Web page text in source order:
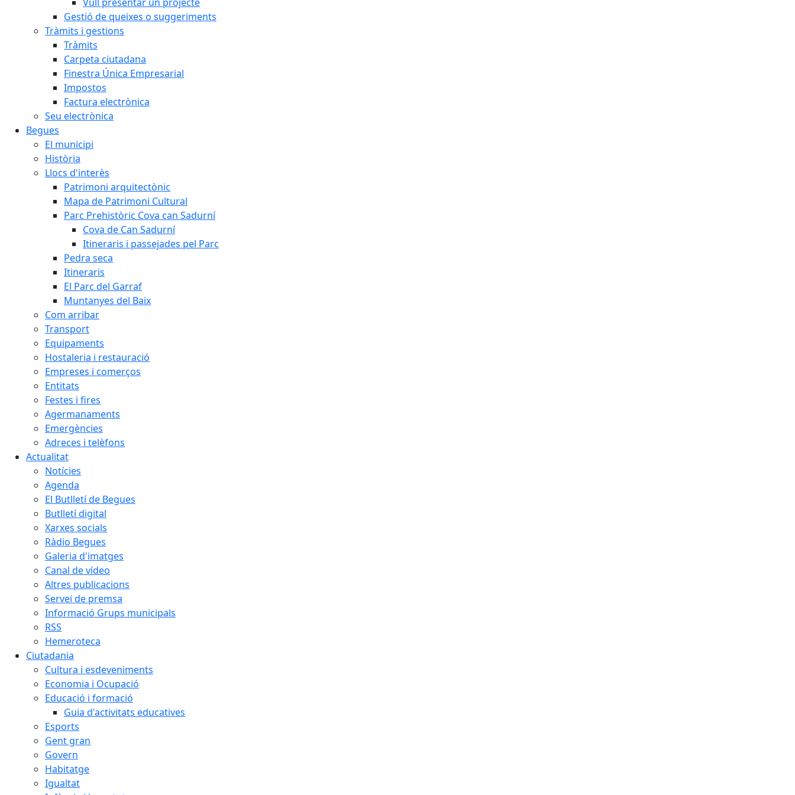
Gestió de queixes o suggeriments
Tràmits i gestions
Tràmits
Carpeta ciutadana
Finestra Única Empresarial
Impostos
Factura electrònica
Seu electrònica
Begues
El municipi
Història
Llocs d'interès
Patrimoni arquitectònic
Mapa de Patrimoni Cultural
Parc Prehistòric Cova can Sadurní
Cova de Can Sadurní
Itineraris i passejades pel Parc
Pedra seca
Itineraris
El Parc del Garraf
Muntanyes del Baix
Com arribar
Transport
Equipaments
Hostaleria i restauració
Empreses i comerços
Entitats
Festes i fires
Agermanaments
Emergències
Adreces i telèfons
Actualitat
Notícies
Agenda
El Butlletí de Begues
Butlletí digital
Xarxes socials
Ràdio Begues
Galeria d'imatges
Canal de vídeo
Altres publicacions
Servei de premsa
Informació Grups municipals
RSS
Hemeroteca
Ciutadania
Cultura i esdeveniments
Economia i Ocupació
Educació i formació
Guia d'activitats educatives
Esports
Gent gran
Govern
Habitatge
Igualtat